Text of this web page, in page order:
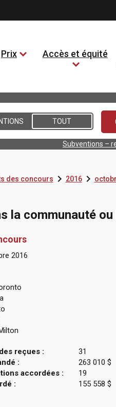
Prix Accès et équité
TOUT
Subventions –
des concours2016
la communauté ou
2016
reçues :
31
:
263 010 $
accordées :
19
:
155 558 $